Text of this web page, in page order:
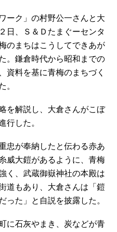
ーク」の村野公一さんと大
日、Ｓ＆Ｄたまぐーセンタ
のまちはこうしてできあが
。鎌倉時代から昭和までの
資料を基に青梅のまちづく
。
を解説し、大倉さんがこぼ
行した。
忠が奉納したと伝わる赤あ
威大鎧があるように、青梅
く、武蔵御嶽神社の本殿は
道もあり、大倉さんは「鎧
った」と自説を披露した。
に石灰やまき、炭などが青